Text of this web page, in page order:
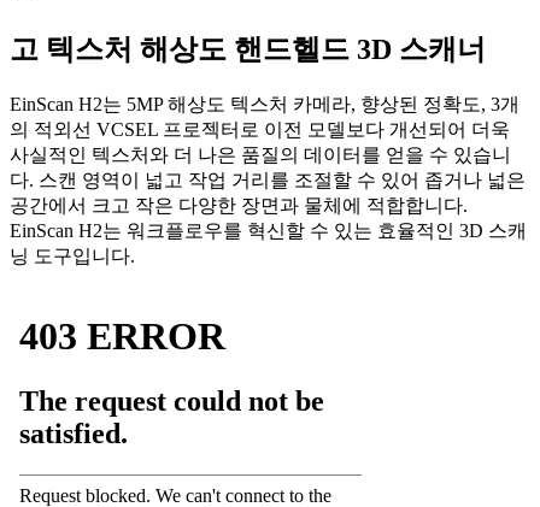
고 텍스처 해상도 핸드헬드 3D 스캐너
EinScan H2는 5MP 해상도 텍스처 카메라, 향상된 정확도, 3개
의 적외선 VCSEL 프로젝터로 이전 모델보다 개선되어 더욱
사실적인 텍스처와 더 나은 품질의 데이터를 얻을 수 있습니
다. 스캔 영역이 넓고 작업 거리를 조절할 수 있어 좁거나 넓은
공간에서 크고 작은 다양한 장면과 물체에 적합합니다.
EinScan H2는 워크플로우를 혁신할 수 있는 효율적인 3D 스캐
닝 도구입니다.